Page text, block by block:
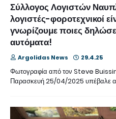
Σύλλογος Λογιστών
λογιστές-φοροτεχνικοί
γνωρίζουμε ποιες
αυτόματα!
Argolidas News 29.4.25
Φωτογραφία από τον Steve
Παρασκευή 25/04/2025 υπέβαλε